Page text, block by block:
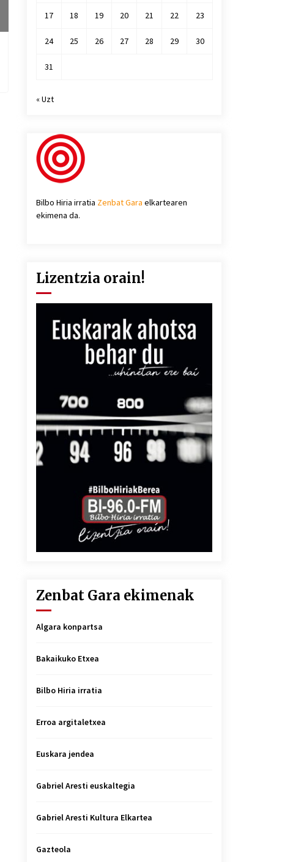
17 18 19 20 21 22 23
24 25 26 27 28 29 30
31
« Uzt
Bilbo Hiria irratia Zenbat Gara elkartearen
ekimena da.
Lizentzia orain!
Zenbat Gara ekimenak
Algara konpartsa
Bakaikuko Etxea
Bilbo Hiria irratia
Erroa argitaletxea
Euskara jendea
Gabriel Aresti euskaltegia
Gabriel Aresti Kultura Elkartea
Gazteola